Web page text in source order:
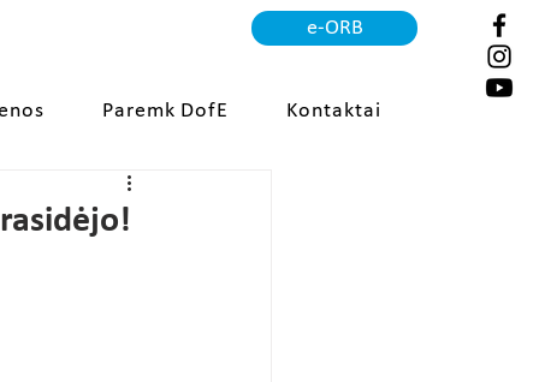
e-ORB
Paremk DofE Kontaktai